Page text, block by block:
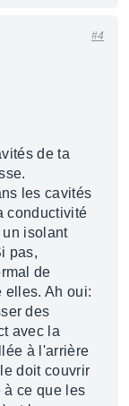
#4
de ta
les cavités
conductivité
un isolant
pas,
de
elles. Ah oui:
des
avec la
à l'arrière
doit couvrir
à ce que les